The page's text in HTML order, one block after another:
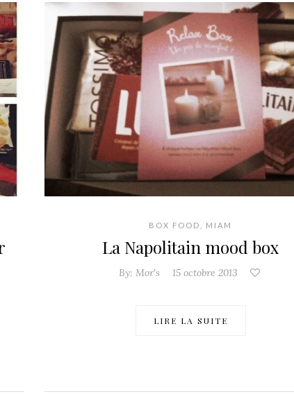
BOX FOOD MIAM
La Napolitain mood box
By: Mor's 15 octobre 2013
LIRE LA SUITE